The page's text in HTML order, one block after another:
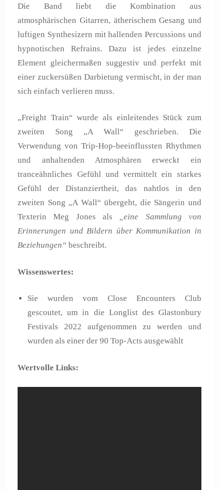
Die Band liebt die Kombination aus
atmosphärischen Gitarren, ätherischem Gesang und
luftigen Synthesizern mit hallenden Percussions und
hypnotischen Refrains. Dazu ist jedes einzelne
Element gleichermaßen suggestiv und perfekt mit
einer zuckersüßen Darbietung vermischt, in der man
sich einfach verlieren muss.
„Freight Train“ wurde als einleitendes Stück zum
zweiten Song „A Wall“ geschrieben. Die
Verwendung von Trip-Hop-beeinflussten Rhythmen
und anhaltenden Atmosphären erweckt ein
tranceähnliches Gefühl und vermittelt ein starkes
Gefühl der Distanziertheit, das nahtlos in den
zweiten Song „A Wall“ übergeht, die Sängerin und
Texterin Meg Jones als „eine Sammlung von
Erinnerungen und Bildern über Kommunikation in
Beziehungen“beschreibt.
Wissenswertes:
Sie wurden vom Close Encounters Club
gescoutet, um in die Longlist des Glastonbury
Festivals 2022 aufgenommen zu werden und
wurden als einer der 90 Top-Acts ausgewählt
Wertvolle Links: